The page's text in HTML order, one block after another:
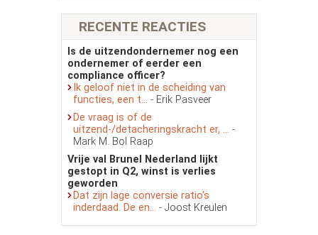
RECENTE REACTIES
Is de uitzendondernemer nog een
ondernemer of eerder een
compliance officer?
Ik geloof niet in de scheiding van
functies, een t... - Erik Pasveer
De vraag is of de
uitzend-/detacheringskracht er, ... -
Mark M. Bol Raap
Vrije val Brunel Nederland lijkt
gestopt in Q2, winst is verlies
geworden
Dat zijn lage conversie ratio’s
inderdaad. De en... - Joost Kreulen